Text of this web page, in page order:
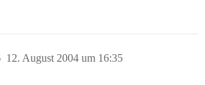
12. August 2004 um 16:35